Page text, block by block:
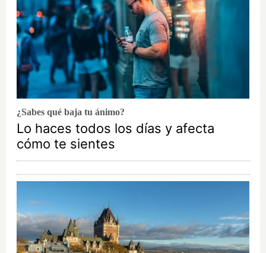
¿Sabes qué baja tu ánimo?
Lo haces todos los días y afecta
cómo te sientes